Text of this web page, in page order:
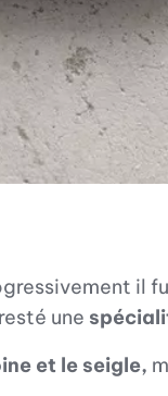
il
une
et le seigle,